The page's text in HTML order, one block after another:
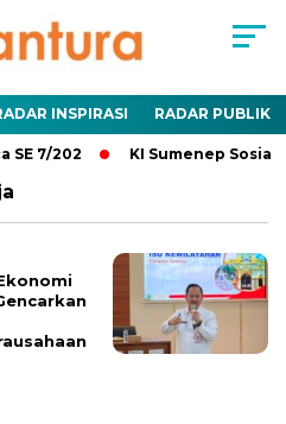
INSPIRASI RADAR PUBLIK
SE 7/202 KI Sumenep